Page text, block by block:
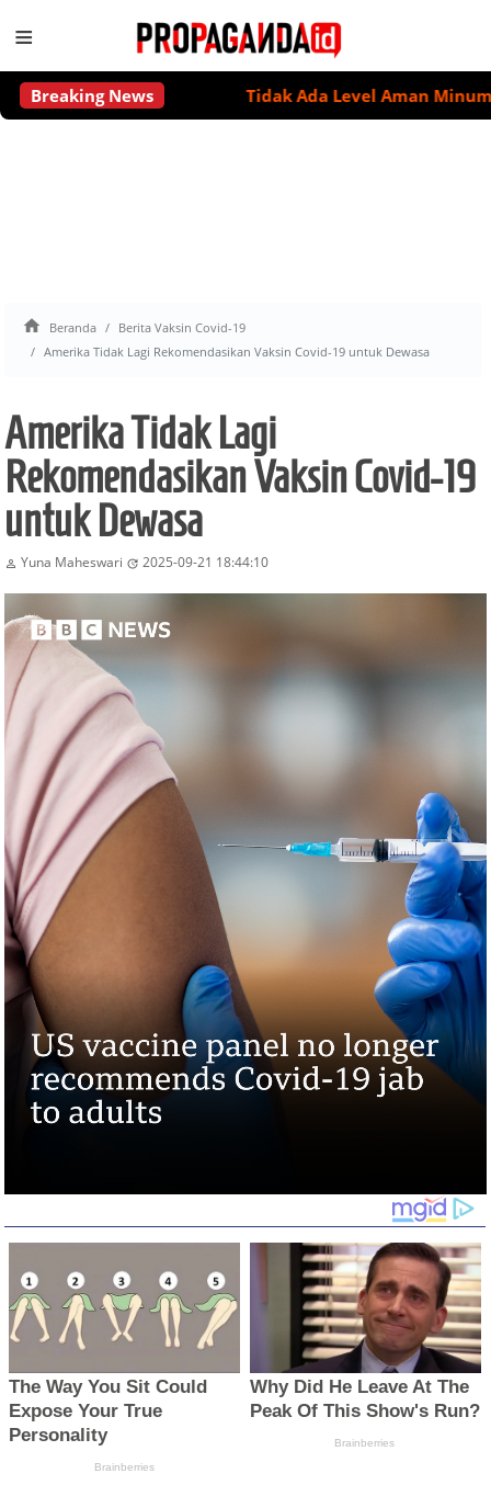
≡
Breaking News Tidak Ada Level Aman Minum
 Beranda
Berita Vaksin Covid-19
Amerika Tidak Lagi Rekomendasikan Vaksin Covid-19 untuk Dewasa
Amerika Tidak Lagi
Rekomendasikan Vaksin Covid-19
untuk Dewasa
 Yuna Maheswari  2025-09-21 18:44:10